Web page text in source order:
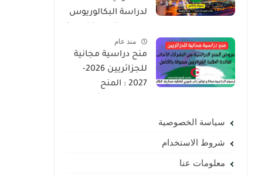
لدراسة البكالوريوس
ممولة بالكامل
لجميع الجنسيات
منذ عام
منح دراسية مجانية
للجزائريين 2026-
2027 : المنح
سياسة الخصوصية
شروط الاستخدام
معلومات عنا